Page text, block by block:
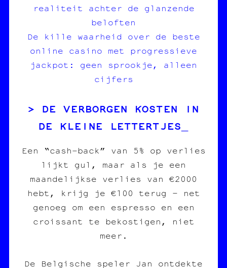
realiteit achter de glanzende
beloften
De kille waarheid over de beste
online casino met progressieve
jackpot: geen sprookje, alleen
cijfers
DE VERBORGEN KOSTEN IN
DE KLEINE LETTERTJES
Een “cash‑back” van 5% op verlies
lijkt gul, maar als je een
maandelijkse verlies van €2000
hebt, krijg je €100 terug – net
genoeg om een espresso en een
croissant te bekostigen, niet
meer.
De Belgische speler Jan ontdekte